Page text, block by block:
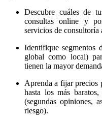
Descubre cuáles de
consultas online y
servicios de consultoría
Identifique segmentos
global como local)
tienen la mayor
Aprenda a fijar precios
hasta los más
(segundas opiniones,
riesgo).